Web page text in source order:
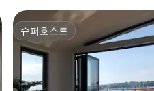
슈퍼호스트
슈퍼호스트